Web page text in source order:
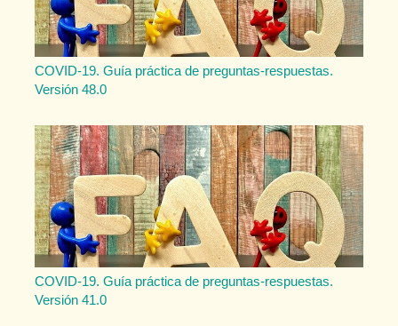
COVID-19. Guía práctica de preguntas-respuestas.
Versión 48.0
COVID-19. Guía práctica de preguntas-respuestas.
Versión 41.0